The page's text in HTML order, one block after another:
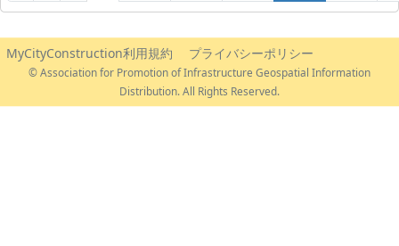
MyCityConstruction利用規約 プライバシーポリシー
© Association for Promotion of Infrastructure Geospatial Information
Distribution. All Rights Reserved.